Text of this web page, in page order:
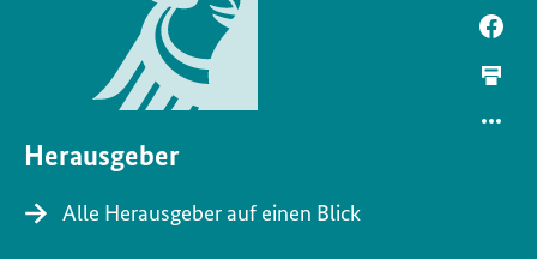
Herausgeber
Alle Herausgeber auf einen Blick